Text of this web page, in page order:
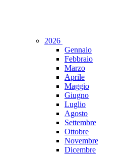
2026
Gennaio
Febbraio
Marzo
Aprile
Maggio
Giugno
Luglio
Agosto
Settembre
Ottobre
Novembre
Dicembre